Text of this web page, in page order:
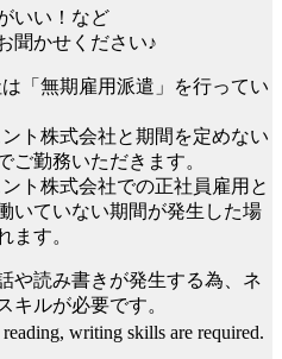
いい！など
聞かせください♪
「無期雇用派遣」を行ってい
ト株式会社と期間を定めない
ご勤務いただきます。
ト株式会社での正社員雇用と
いていない期間が発生した場
ます。
や読み書きが発生する為、ネ
キルが必要です。
writing skills are required.